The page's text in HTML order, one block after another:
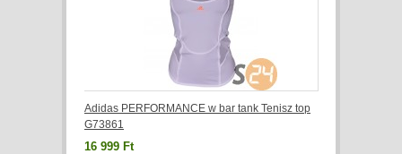
Adidas PERFORMANCE w bar tank Tenisz top
G73861
16 999 Ft